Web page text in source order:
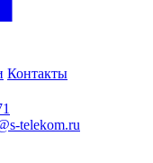
Контакты
telekom.ru